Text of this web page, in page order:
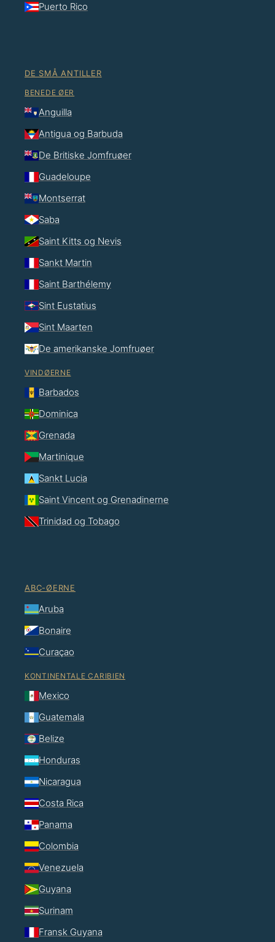
Puerto Rico
DE SMÅ ANTILLER
BENEDE ØER
Anguilla
Antigua og Barbuda
De Britiske Jomfruøer
Guadeloupe
Montserrat
Saba
Saint Kitts og Nevis
Sankt Martin
Saint Barthélemy
Sint Eustatius
Sint Maarten
De amerikanske Jomfruøer
VINDØERNE
Barbados
Dominica
Grenada
Martinique
Sankt Lucia
Saint Vincent og Grenadinerne
Trinidad og Tobago
ABC-ØERNE
Aruba
Bonaire
Curaçao
KONTINENTALE CARIBIEN
Mexico
Guatemala
Belize
Honduras
Nicaragua
Costa Rica
Panama
Colombia
Venezuela
Guyana
Surinam
Fransk Guyana